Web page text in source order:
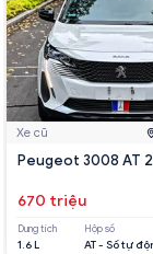
Xe cũ
Peugeot 3008 AT
670 triệu
Dung tích
1.6 L
Hộp số
AT - Số tự